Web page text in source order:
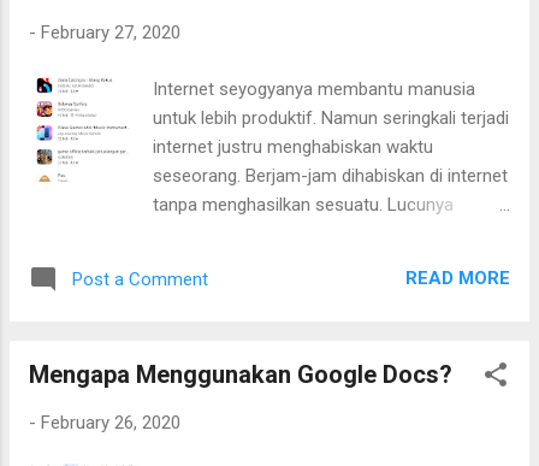
- February 27, 2020
Internet seyogyanya membantu manusia
untuk lebih produktif. Namun seringkali terjadi
internet justru menghabiskan waktu
seseorang. Berjam-jam dihabiskan di internet
tanpa menghasilkan sesuatu. Lucunya
saja. Dalih yang sering digunakan adalah
yang memang dibutuhkan. Berikut adalah
membuang-buang waktu. -Scrolling
Post a Comment READ MORE
Mengapa Menggunakan Google Docs?
- February 26, 2020